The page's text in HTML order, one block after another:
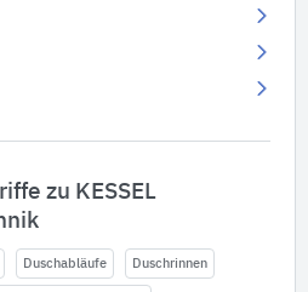
zu KESSEL
Duschabläufe Duschrinnen